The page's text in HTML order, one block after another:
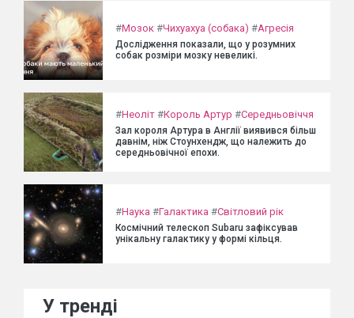
#Мозок #Чихуахуа (собака) #Агресія
Дослідження показали, що у розумних
собак розміри мозку невеликі.
#Неоліт #Король Артур #Середньовіччя
Зал короля Артура в Англії виявився більш
давнім, ніж Стоунхендж, що належить до
середньовічної епохи.
#Наука #Галактика #Світловий рік
Космічний телескоп Subaru зафіксував
унікальну галактику у формі кільця.
У тренді